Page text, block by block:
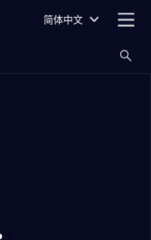
简体中文